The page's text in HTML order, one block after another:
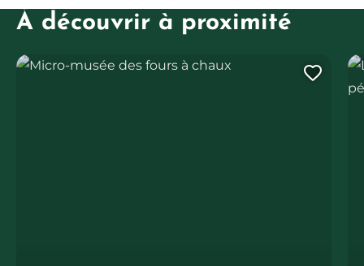
À découvrir à proximité
Micro-musée des fours à chaux